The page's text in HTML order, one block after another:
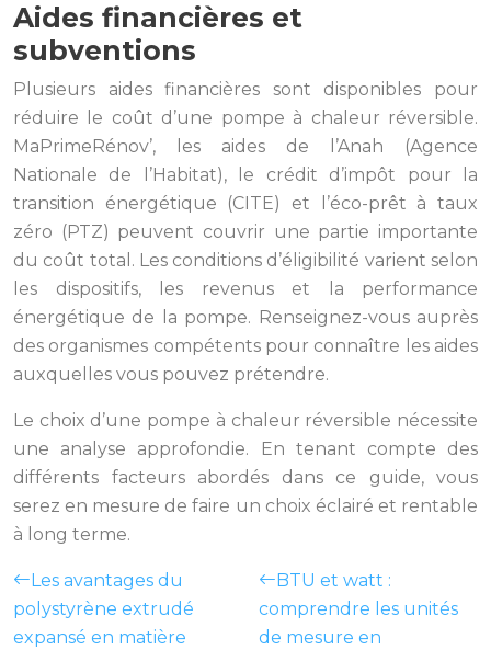
Aides financières et
subventions
Plusieurs aides financières sont disponibles pour
réduire le coût d’une pompe à chaleur réversible.
MaPrimeRénov’, les aides de l’Anah (Agence
Nationale de l’Habitat), le crédit d’impôt pour la
transition énergétique (CITE) et l’éco-prêt à taux
zéro (PTZ) peuvent couvrir une partie importante
du coût total. Les conditions d’éligibilité varient selon
les dispositifs, les revenus et la performance
énergétique de la pompe. Renseignez-vous auprès
des organismes compétents pour connaître les aides
auxquelles vous pouvez prétendre.
Le choix d’une pompe à chaleur réversible nécessite
une analyse approfondie. En tenant compte des
différents facteurs abordés dans ce guide, vous
serez en mesure de faire un choix éclairé et rentable
à long terme.
Les avantages du
polystyrène extrudé
expansé en matière
BTU et watt :
comprendre les unités
de mesure en